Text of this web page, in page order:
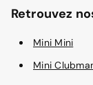
Retrouvez
Mini Mini
Mini